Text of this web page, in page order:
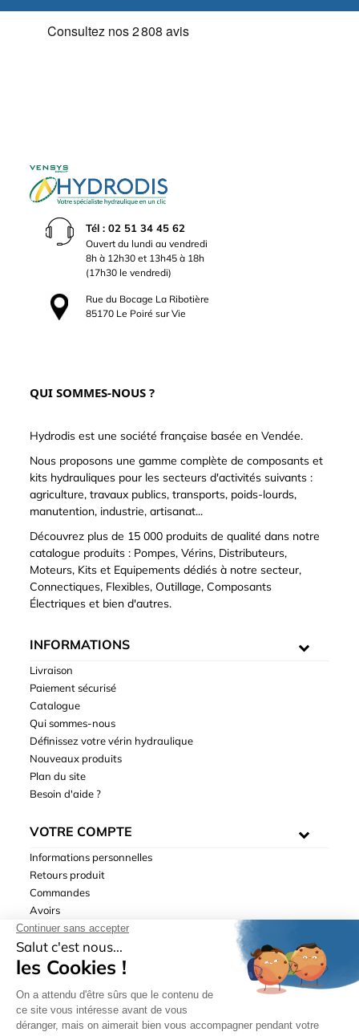
Tél : 02 51 34 45 62
Ouvert du lundi au vendredi
8h à 12h30 et 13h45 à 18h
(17h30 le vendredi)
Rue du Bocage La Ribotière
85170 Le Poiré sur Vie
QUI SOMMES-NOUS ?
Hydrodis est une société française basée en Vendée.
Nous proposons une gamme complète de composants et
kits hydrauliques pour les secteurs d'activités suivants :
agriculture, travaux publics, transports, poids-lourds,
manutention, industrie, artisanat...
Découvrez plus de 15 000 produits de qualité dans notre
catalogue produits : Pompes, Vérins, Distributeurs,
Moteurs, Kits et Equipements dédiés à notre secteur,
Connectiques, Flexibles, Outillage, Composants
Électriques et bien d'autres.
INFORMATIONS
Livraison
Paiement sécurisé
Catalogue
Qui sommes-nous
Définissez votre vérin hydraulique
Nouveaux produits
Plan du site
Besoin d'aide ?
VOTRE COMPTE
Informations personnelles
Retours produit
Commandes
Avoirs
Adresses
Bons de réduction